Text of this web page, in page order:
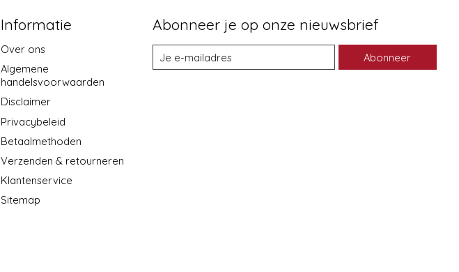
Informatie
Over ons
Algemene
handelsvoorwaarden
Disclaimer
Privacybeleid
Betaalmethoden
Verzenden & retourneren
Klantenservice
Sitemap
Abonneer je op onze nieuwsbrief
Abonneer